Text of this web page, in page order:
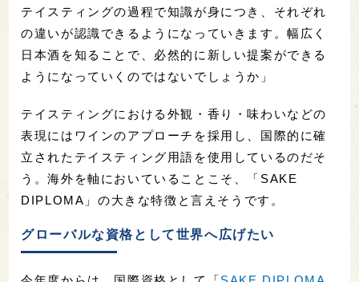
テイスティングの過程で知識が身につき、それぞれ
の違いが認識できるようになっていきます。幅広く
日本酒を知ることで、必然的に新しい提案ができる
ようになっていくのではないでしょうか」
テイスティングにおける外観・香り・味わいなどの
表現にはワインのアプローチを採用し、国際的に確
立されたテイスティング用語を使用しているのだそ
う。海外を軸においていることこそ、「SAKE
DIPLOMA」の大きな特徴と言えそうです。
グローバルな資格として世界へ広げたい